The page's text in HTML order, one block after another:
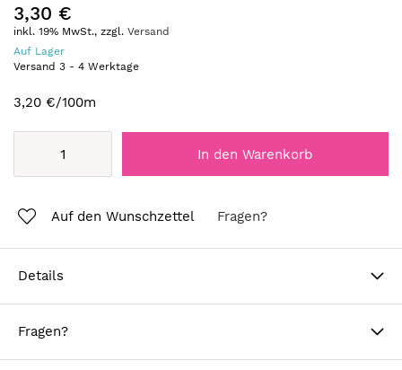
3,30 €
inkl. 19% MwSt., zzgl. Versand
Auf Lager
Versand 3 - 4 Werktage
3,20 €/100m
In den Warenkorb
Auf den Wunschzettel Fragen?
Details
Fragen?